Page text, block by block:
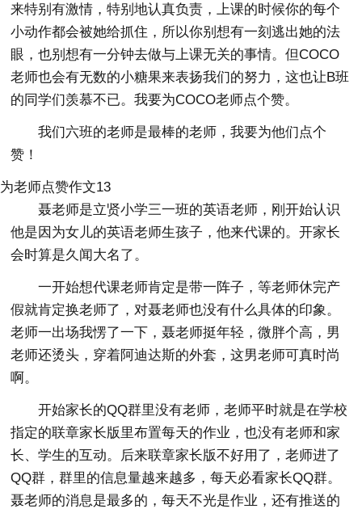
来特别有激情，特别地认真负责，上课的时候你的每个
小动作都会被她给抓住，所以你别想有一刻逃出她的法
眼，也别想有一分钟去做与上课无关的事情。但COCO
老师也会有无数的小糖果来表扬我们的努力，这也让B班
的同学们羡慕不已。我要为COCO老师点个赞。
我们六班的老师是最棒的老师，我要为他们点个
赞！
为老师点赞作文13
聂老师是立贤小学三一班的英语老师，刚开始认识
他是因为女儿的英语老师生孩子，他来代课的。开家长
会时算是久闻大名了。
一开始想代课老师肯定是带一阵子，等老师休完产
假就肯定换老师了，对聂老师也没有什么具体的印象。
老师一出场我愣了一下，聂老师挺年轻，微胖个高，男
老师还烫头，穿着阿迪达斯的外套，这男老师可真时尚
啊。
开始家长的QQ群里没有老师，老师平时就是在学校
指定的联章家长版里布置每天的作业，也没有老师和家
长、学生的互动。后来联章家长版不好用了，老师进了
QQ群，群里的信息量越来越多，每天必看家长QQ群。
聂老师的消息是最多的，每天不光是作业，还有推送的